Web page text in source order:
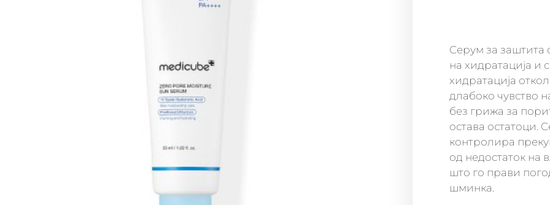
Серум за заштита
на хидратација и
хидратација
длабоко чувство
без грижа за
остава остатоци.
контролира
од недостаток на
што го прави
шминка.